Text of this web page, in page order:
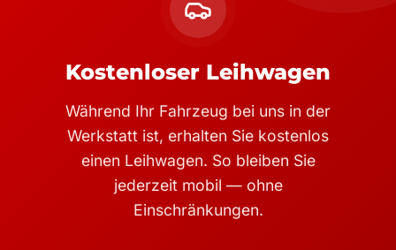
Kostenloser Leihwagen
Während Ihr Fahrzeug bei uns in der
Werkstatt ist, erhalten Sie kostenlos
einen Leihwagen. So bleiben Sie
jederzeit mobil — ohne
Einschränkungen.